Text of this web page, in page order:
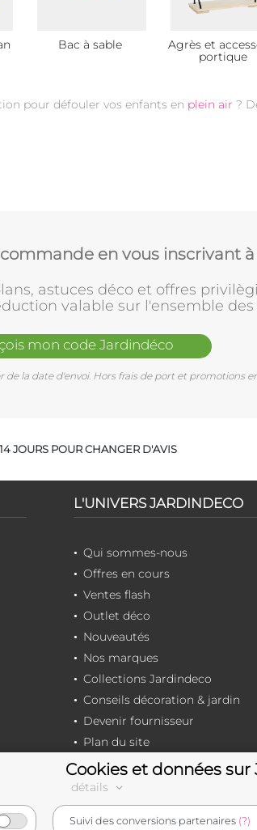
Bac à sable
Agrès et
portique
pour défouler vos enfants en plein air ?
en vous inscrivant
astuces déco et offres
valable sur l'ensemble
mon code Jardindéco
de la date d'envoi. Hors frais de port et promotions
14 JOURS POUR CHANGER D'AVIS
L'UNIVERS JARDINDECO
Qui sommes-nous
Offres en cours
Ventes flash
Outlet déco
Nouveautés
Nos marques
Collections Jardindeco
Conseils décoration & jardin
Devenir fournisseur
Plan du site
e-
Cookies et données
détails
Suivi des conversions partenaires (?)